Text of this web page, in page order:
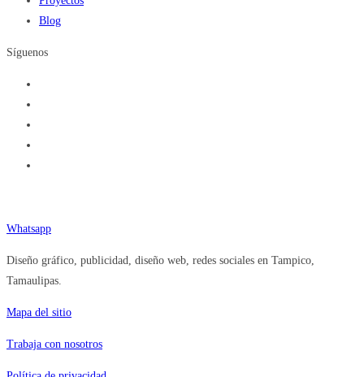
Blog
Síguenos
Whatsapp
Diseño gráfico, publicidad, diseño web, redes sociales en Tampico,
Tamaulipas.
Mapa del sitio
Trabaja con nosotros